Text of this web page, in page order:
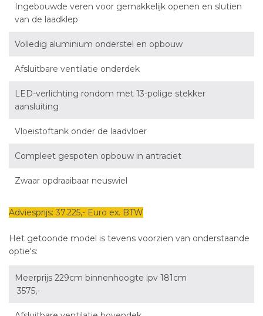
Ingebouwde veren voor gemakkelijk openen en slutien
van de laadklep
Volledig aluminium onderstel en opbouw
Afsluitbare ventilatie onderdek
LED-verlichting rondom met 13-polige stekker
aansluiting
Vloeistoftank onder de laadvloer
Compleet gespoten opbouw in antraciet
Zwaar opdraaibaar neuswiel
Adviesprijs: 37.225,- Euro ex. BTW
Het getoonde model is tevens voorzien van onderstaande
optie's:
Meerprijs 229cm binnenhoogte ipv 181cm
3575,-